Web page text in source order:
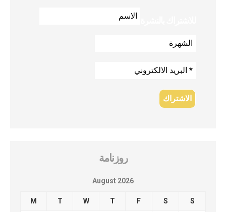
روزنامة
August 2026
M T W T F S S